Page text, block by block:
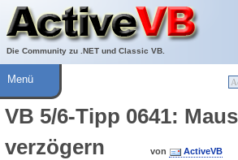
Die Community zu .NET und Classic VB.
Über ActiveVB
Hilfe
Menü
VB 5/6-Tipp 0641:
verzögern
von ActiveVB